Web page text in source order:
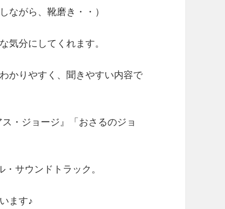
ながら、靴磨き・・）
気分にしてくれます。
かりやすく、聞きやすい内容で
・ジョージ』「おさるのジョ
サウンドトラック。
ます♪